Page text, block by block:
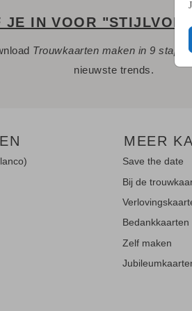
JE IN VOOR
Trouwkaarten maken in 9
nieuwste trends.
MEER
Save the date
Bij de
Bedankkaarten
Zelf maken